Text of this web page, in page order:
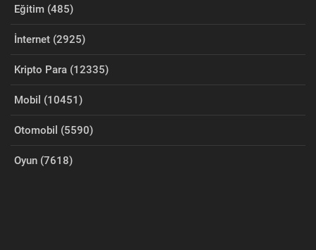
Eğitim (485)
İnternet (2925)
Kripto Para (12335)
Mobil (10451)
Otomobil (5590)
Oyun (7618)